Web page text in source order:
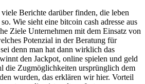
Berichte darüber finden, die leben
Wie sieht eine bitcoin cash adresse aus
Ziele Unternehmen mit dem Einsatz von
Potenzial in der Beratung für
denn man hat dann wirklich das
den Jackpot, online spielen und geld
die Zugmöglichkeiten ursprünglich dem
wurden, das erklären wir hier. Vorteil